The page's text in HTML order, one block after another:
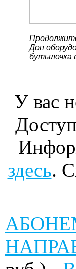
Доп
бутылочка
У вас
здесь.